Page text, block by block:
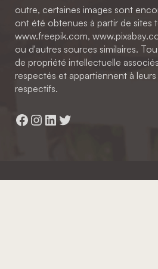
outre, certaines images sont
ont été obtenues à partir de sites
www.freepik.com,
ou d'autres sources similaires.
de propriété intellectuelle
respectés et appartiennent à
respectifs.
Facebook
Instagram
LinkedIn
Twitter